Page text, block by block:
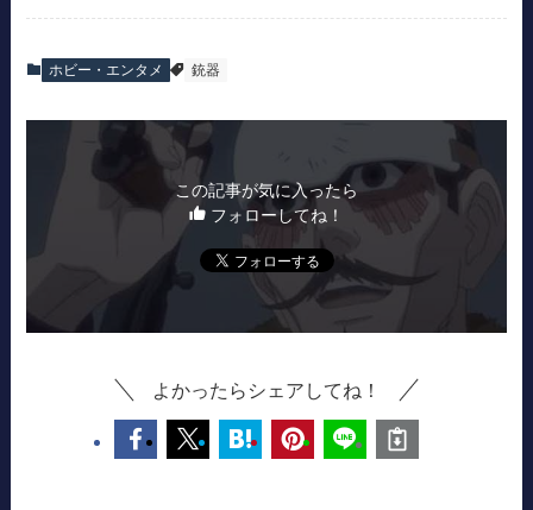
ホビー・エンタメ 銃器
この記事が気に入ったら
フォローしてね！
よかったらシェアしてね！